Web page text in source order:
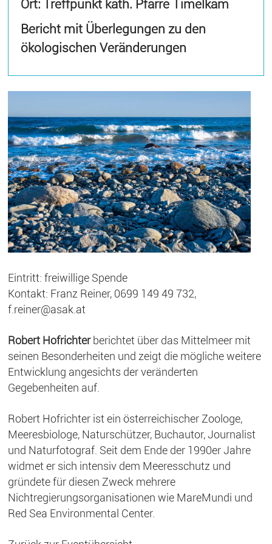
Ort: Treffpunkt kath. Pfarre Timelkam
Bericht mit Überlegungen zu den
ökologischen Veränderungen
Eintritt: freiwillige Spende
Kontakt: Franz Reiner, 0699 149 49 732,
f.reiner@asak.at
Robert Hofrichterberichtet über das Mittelmeer mit
seinen Besonderheiten und zeigt die mögliche weitere
Entwicklung angesichts der veränderten
Gegebenheiten auf.
Robert Hofrichter ist ein österreichischer Zoologe,
Meeresbiologe, Naturschützer, Buchautor, Journalist
und Naturfotograf. Seit dem Ende der 1990er Jahre
widmet er sich intensiv dem Meeresschutz und
gründete für diesen Zweck mehrere
Nichtregierungsorganisationen wie MareMundi und
Red Sea Environmental Center.